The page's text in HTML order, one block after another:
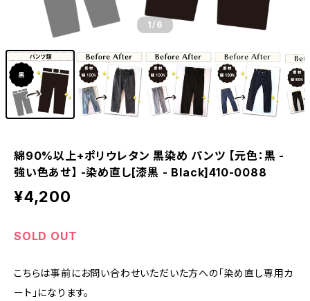
1 /6
綿90%以上+ポリウレタン 黒染め パンツ 【元色：黒 -
強い色あせ】 -染め直し[漆黒 - Black]410-0088
¥4,200
SOLD OUT
こちらは事前にお問い合わせいただいた方への「染め直し専用カ
ート」になります。